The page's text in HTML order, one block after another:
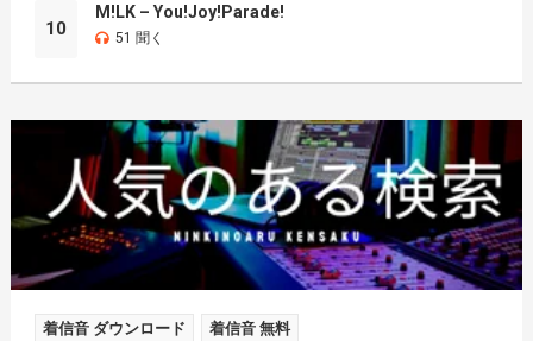
10
M!LK – You!Joy!Parade!
51 聞く
着信音 ダウンロード 着信音 無料